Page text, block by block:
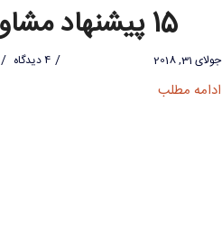
15 پیشنهاد مشاور برای یافتن دوست جدید
جولای 31, 2018 / 4 دیدگاه /
ادامه مطلب